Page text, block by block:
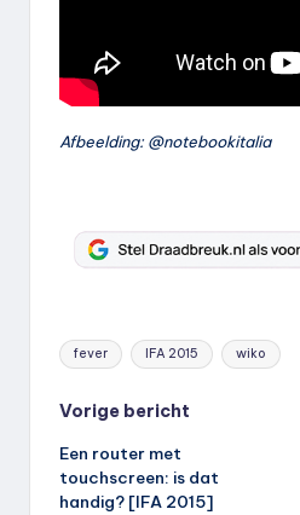
Afbeelding: @notebookitalia
Tags:
fever IFA 2015 wiko
Bericht
navigatie
Vorige bericht
Een router met
touchscreen: is dat
handig? [IFA 2015]